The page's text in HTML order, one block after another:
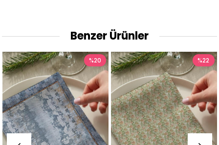
Benzer Ürünler
%20 %22